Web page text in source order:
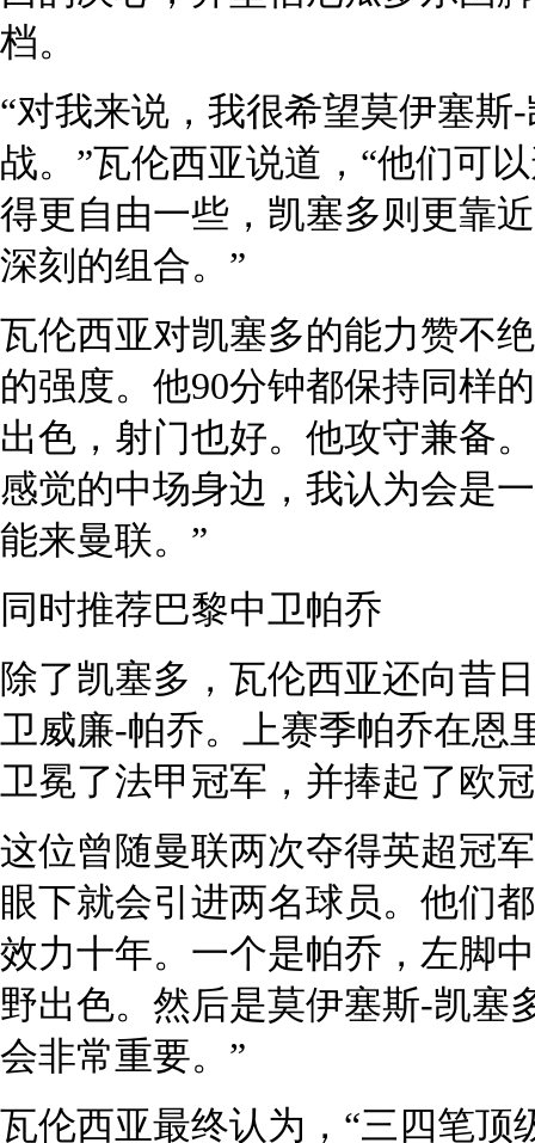
档。
“对我来说，我很希望莫伊塞
战。”瓦伦西亚说道，“他们可
得更自由一些，凯塞多则更靠
深刻的组合。”
瓦伦西亚对凯塞多的能力赞不
的强度。他90分钟都保持同样
出色，射门也好。他攻守兼备
感觉的中场身边，我认为会是
能来曼联。”
同时推荐巴黎中卫帕乔
除了凯塞多，瓦伦西亚还向昔
卫威廉-帕乔。上赛季帕乔在恩
卫冕了法甲冠军，并捧起了欧
这位曾随曼联两次夺得英超冠
眼下就会引进两名球员。他们
效力十年。一个是帕乔，左脚
野出色。然后是莫伊塞斯-凯塞
会非常重要。”
瓦伦西亚最终认为，“三四笔顶